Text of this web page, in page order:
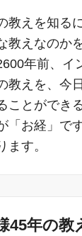
教えを知る
教えなのか
年前、イ
教えを、今
ことができ
「お経」で
ます。
45年の教